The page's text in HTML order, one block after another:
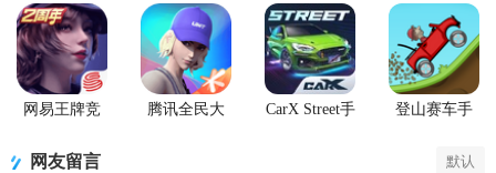
网易王牌竞
腾讯全民大
CarX Street手
登山赛车手
网友留言 默认